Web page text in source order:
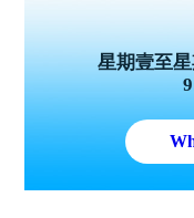
星期壹至